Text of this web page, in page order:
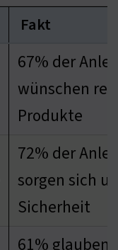
Fakt
67% der
wünschen
Produkte
72% der
sorgen sich
Sicherheit
61% glauben